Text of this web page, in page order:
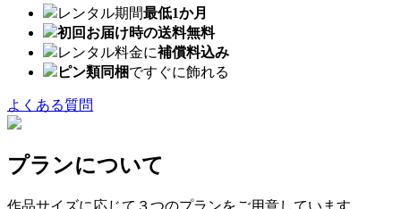
レンタル期間最低1か月
初回お届け時の送料無料
レンタル料金に補償料込み
ピン類同梱ですぐに飾れる
よくある質問
プランについて
作品サイズに応じて３つのプランをご用意しています。